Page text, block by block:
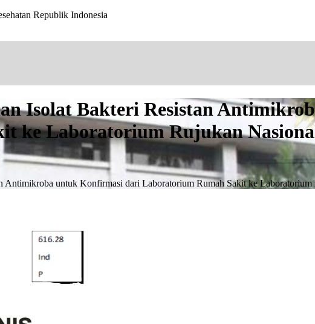
Republik Indonesia
Isolat Bakteri Resistan
ke Laboratorium Rujukan
Antimikroba untuk Konfirmasi dari Laboratorium Rumah Sakit ke Laboratorium